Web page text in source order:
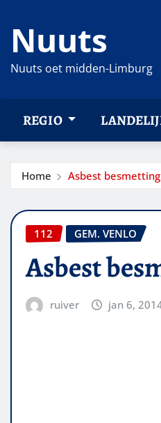
naar
inhoud
Nuuts
Nuuts oet midden-Limburg
REGIO
Home Asbest
112 GEM. VENLO
Asbest
ruiver jan 6,